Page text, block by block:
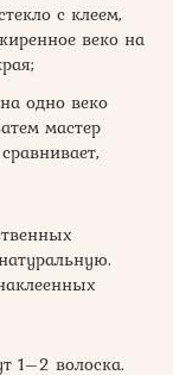
с клеем,
веко на
одно веко
мастер
1–2 волоска.